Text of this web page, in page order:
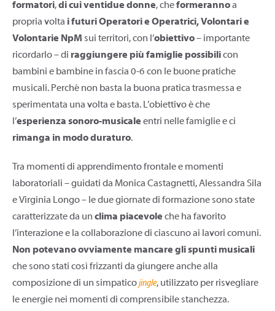
formatori,di cui ventidue donne, cheformerannoa
propria volta i futuri Operatori e Operatrici, Volontari e
Volontarie NpM sui territori, con l’obiettivo– importante
ricordarlo – di raggiungere più famiglie possibilicon
bambini e bambine in fascia 0-6 con le buone pratiche
musicali. Perché non basta la buona pratica trasmessa e
sperimentata una volta e basta. L’obiettivo è che
l’esperienza sonoro-musicale entri nelle famiglie e ci
rimanga in modo duraturo.
Tra momenti di apprendimento frontale e momenti
laboratoriali – guidati da Monica Castagnetti, Alessandra Sila
e Virginia Longo – le due giornate di formazione sono state
caratterizzate da un clima piacevole che ha favorito
l’interazione e la collaborazione di ciascuno ai lavori comuni.
Non potevano ovviamente mancare gli spunti musicali
che sono stati così frizzanti da giungere anche alla
composizione di un simpaticojingle, utilizzato per risvegliare
le energie nei momenti di comprensibile stanchezza.